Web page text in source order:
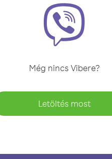
Még nincs Vibere?
Letöltés most